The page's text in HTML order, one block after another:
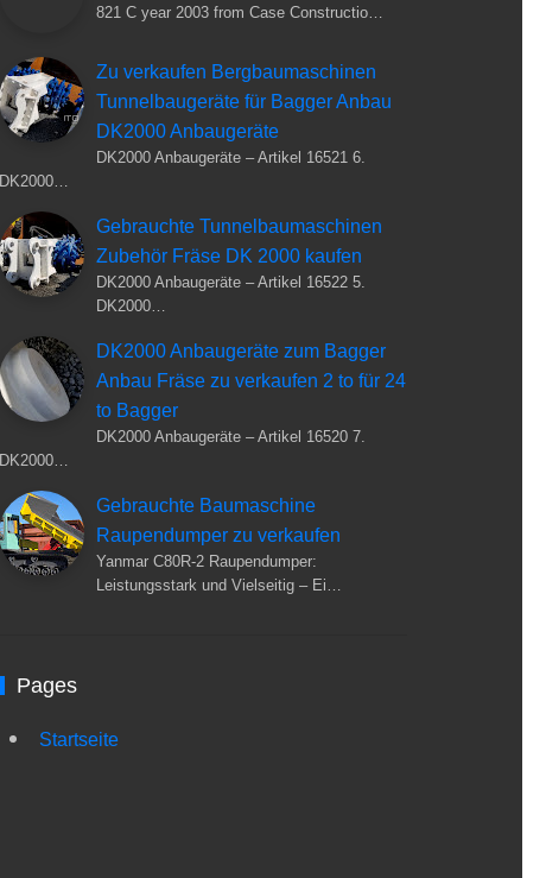
821 C year 2003 from Case Constructio…
Zu verkaufen Bergbaumaschinen
Tunnelbaugeräte für Bagger Anbau
DK2000 Anbaugeräte
DK2000 Anbaugeräte – Artikel 16521 6.
DK2000…
Gebrauchte Tunnelbaumaschinen
Zubehör Fräse DK 2000 kaufen
DK2000 Anbaugeräte – Artikel 16522 5.
DK2000…
DK2000 Anbaugeräte zum Bagger
Anbau Fräse zu verkaufen 2 to für 24
to Bagger
DK2000 Anbaugeräte – Artikel 16520 7.
DK2000…
Gebrauchte Baumaschine
Raupendumper zu verkaufen
Yanmar C80R-2 Raupendumper:
Leistungsstark und Vielseitig – Ei…
Pages
Startseite